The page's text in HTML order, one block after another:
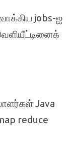
jobs-ஐ
Java
reduce